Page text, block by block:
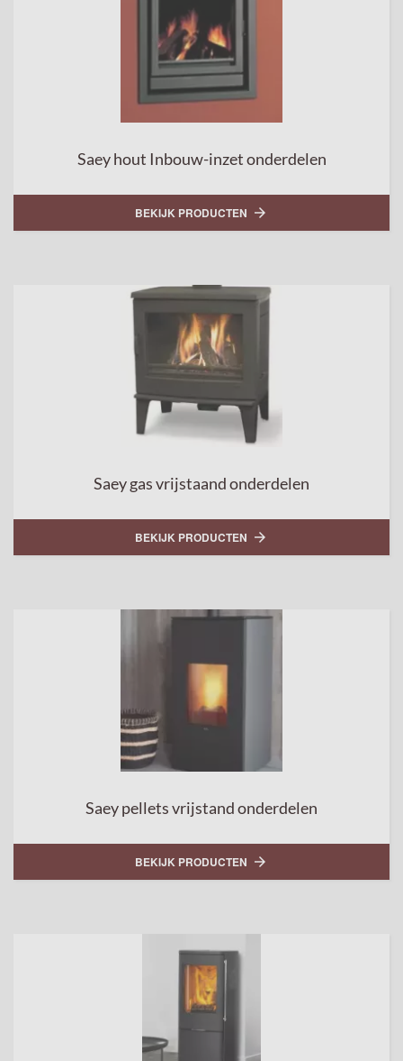
Saey hout Inbouw-inzet onderdelen
BEKIJK PRODUCTEN 
Saey gas vrijstaand onderdelen
BEKIJK PRODUCTEN 
Saey pellets vrijstand onderdelen
BEKIJK PRODUCTEN 